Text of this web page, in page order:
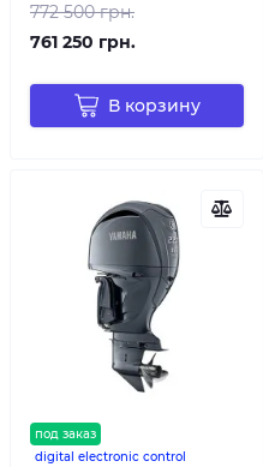
772 500 грн.
761 250 грн.
В корзину
под заказ
digital electronic control